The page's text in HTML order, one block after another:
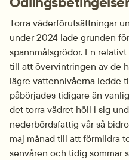
Torra väderförutsättningar
under 2024 lade grunden
spannmålsgrödor. En
till att övervintringen av de
lägre vattennivåerna ledde
påbörjades tidigare än
det torra vädret höll i sig
nederbördsfattig vår så
maj månad till att förmildra
senvåren och tidig sommar